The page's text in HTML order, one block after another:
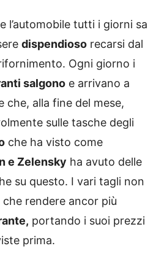
l’automobile tutti i giorni sa
dispendioso recarsi dal
Ogni giorno i
salgono e arrivano a
che, alla fine del mese,
sulle tasche degli
che ha visto come
e Zelensky ha avuto delle
su questo. I vari tagli non
rendere ancor più
portando i suoi prezzi
prima.